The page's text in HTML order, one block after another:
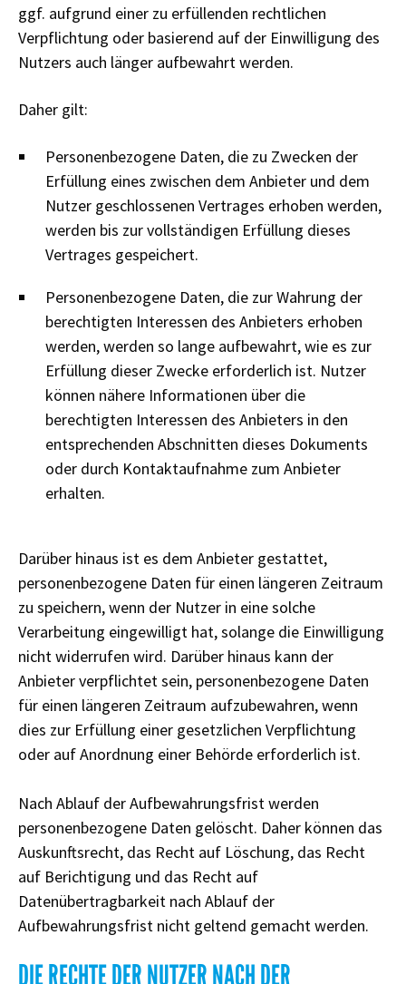
ggf. aufgrund einer zu erfüllenden rechtlichen
Verpflichtung oder basierend auf der Einwilligung des
Nutzers auch länger aufbewahrt werden.
Daher gilt:
Personenbezogene Daten, die zu Zwecken der
Erfüllung eines zwischen dem Anbieter und dem
Nutzer geschlossenen Vertrages erhoben werden,
werden bis zur vollständigen Erfüllung dieses
Vertrages gespeichert.
Personenbezogene Daten, die zur Wahrung der
berechtigten Interessen des Anbieters erhoben
werden, werden so lange aufbewahrt, wie es zur
Erfüllung dieser Zwecke erforderlich ist. Nutzer
können nähere Informationen über die
berechtigten Interessen des Anbieters in den
entsprechenden Abschnitten dieses Dokuments
oder durch Kontaktaufnahme zum Anbieter
erhalten.
Darüber hinaus ist es dem Anbieter gestattet,
personenbezogene Daten für einen längeren Zeitraum
zu speichern, wenn der Nutzer in eine solche
Verarbeitung eingewilligt hat, solange die Einwilligung
nicht widerrufen wird. Darüber hinaus kann der
Anbieter verpflichtet sein, personenbezogene Daten
für einen längeren Zeitraum aufzubewahren, wenn
dies zur Erfüllung einer gesetzlichen Verpflichtung
oder auf Anordnung einer Behörde erforderlich ist.
Nach Ablauf der Aufbewahrungsfrist werden
personenbezogene Daten gelöscht. Daher können das
Auskunftsrecht, das Recht auf Löschung, das Recht
auf Berichtigung und das Recht auf
Datenübertragbarkeit nach Ablauf der
Aufbewahrungsfrist nicht geltend gemacht werden.
DIE RECHTE DER NUTZER NACH DER